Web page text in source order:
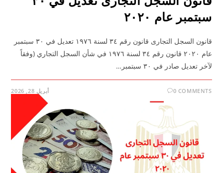
سبتمبر عام ٢٠٢٠
قانون السجل التجارى قانون رقم ٣٤ لسنة ١٩٧٦ تعديل في ٣٠ سبتمبر
عام ٢٠٢٠ قانون رقم ٣٤ لسنة ١٩٧٦ في شأن السجل التجاري (وفقاً
لآخر تعديل صادر في ٣٠ سبتمبر…
0 COMMENTS أبريل 28, 2026